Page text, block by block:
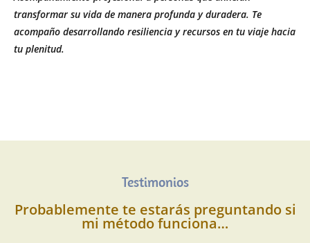
transformar su vida de manera profunda y duradera. Te
acompaño desarrollando resiliencia y recursos en tu viaje hacia
tu plenitud.
Testimonios
Probablemente te estarás preguntando si
mi método funciona…